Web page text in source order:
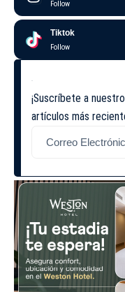
Follow
Tiktok
Follow
¡Suscríbete a
artículos más